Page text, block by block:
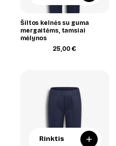
Šiltos kelnės su guma
mergaitėms, tamsiai
mėlynos
25,00€
Rinktis +